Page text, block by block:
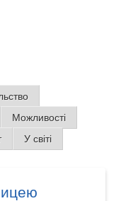
Можливості
У світі